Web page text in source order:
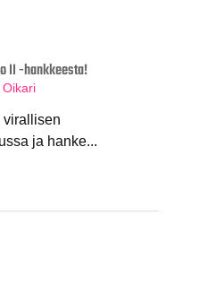
II -hankkeesta!
virallisen
ja hanke...